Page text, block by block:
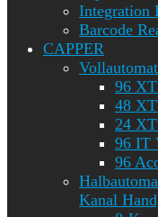
Integration
Barcode
CAPPER
96
48
24
96 IT
96
Kanal